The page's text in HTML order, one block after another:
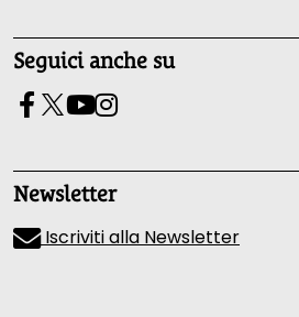
Seguici anche su
Newsletter
Iscriviti alla Newsletter